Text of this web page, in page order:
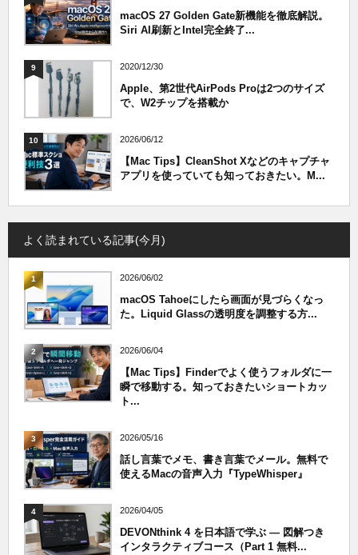
macOS 27 Golden Gate新機能を徹底解説。
Siri AI刷新とIntel完全終了...
9 2020/12/30
Apple、第2世代AirPods Proは2つのサイズ
で、W2チップを搭載か
10 2026/06/12
【Mac Tips】CleanShot Xなどのキャプチャ
アプリを使っていても知っておきたい。M...
よく読まれている記事(今月)
1 2026/06/02
macOS Tahoeにしたら画面が見づらくなっ
た。Liquid Glassの透明度を調整する方...
2 2026/06/04
【Mac Tips】Finderでよく使うフォルダに一
瞬で移動する。知っておきたいショートカッ
ト...
3 2026/05/16
話し言葉でメモ、書き言葉でメール。無料で
使えるMacの音声入力『TypeWhisper』
4 2026/04/05
DEVONthink 4 を日本語で学ぶ — 図解つき
インタラクティブコース（Part 1 無料...